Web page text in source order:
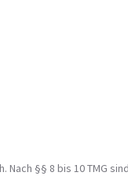
§§ 8 bis 10 TMG